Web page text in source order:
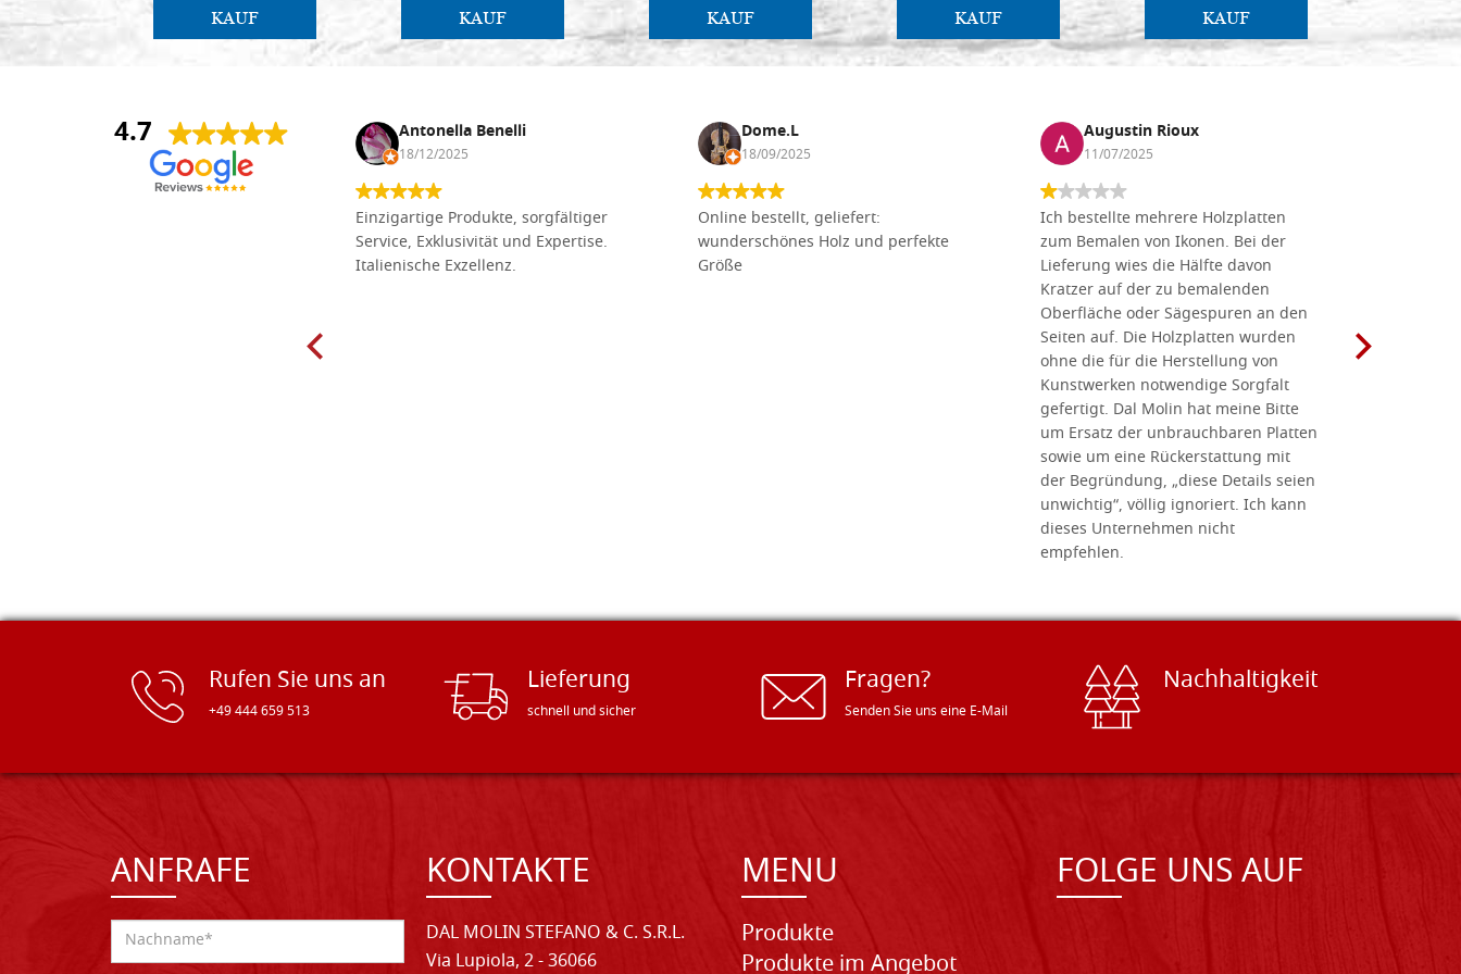
KAUF KAUF KAUF KAUF KAUF
4.7
Anna Maria Negri Antonella Benelli
18/12/2025
Einzigartige Produkte, sorgfältiger
Service, Exklusivität und Expertise.
Italienische Exzellenz.
Dome.L
18/09/2025
Online bestellt, geliefert:
wunderschönes Holz und perfekte
Größe
Augustin Rioux
11/07/2025
Ich bestellte mehrere Holzplatten
zum Bemalen von Ikonen. Bei der
Lieferung wies die Hälfte davon
Kratzer auf der zu bemalenden
Oberfläche oder Sägespuren an den
Seiten auf. Die Holzplatten wurden
ohne die für die Herstellung von
Kunstwerken notwendige Sorgfalt
gefertigt. Dal Molin hat meine Bitte
um Ersatz der unbrauchbaren Platten
sowie um eine Rückerstattung mit
der Begründung, „diese Details seien
unwichtig“, völlig ignoriert. Ich kann
dieses Unternehmen nicht
empfehlen.
Rufen Sie uns an
+49 444 659 513
Lieferung
schnell und sicher
Fragen?
Senden Sie uns eine E-Mail
Nachhaltigkeit
ANFRAFE KONTAKTE
DAL MOLIN STEFANO & C. S.R.L.
Via Lupiola, 2 - 36066
MENU
Produkte
Produkte im Angebot
FOLGE UNS AUF